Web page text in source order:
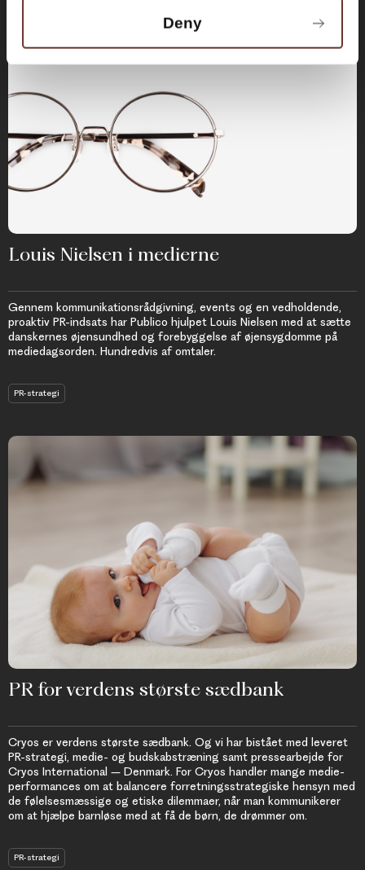
Deny
Louis Nielsen i medierne
Gennem kommunikationsrådgivning, events og en vedholdende,
proaktiv PR-indsats har Publico hjulpet Louis Nielsen med at sætte
danskernes øjensundhed og forebyggelse af øjensygdomme på
mediedagsorden. Hundredvis af omtaler.
PR-strategi
PR for verdens største sædbank
Cryos er verdens største sædbank. Og vi har bistået med leveret
PR-strategi, medie- og budskabstræning samt pressearbejde for
Cryos International – Denmark. For Cryos handler mange medie-
performances om at balancere forretningsstrategiske hensyn med
de følelsesmæssige og etiske dilemmaer, når man kommunikerer
om at hjælpe barnløse med at få de børn, de drømmer om.
PR-strategi